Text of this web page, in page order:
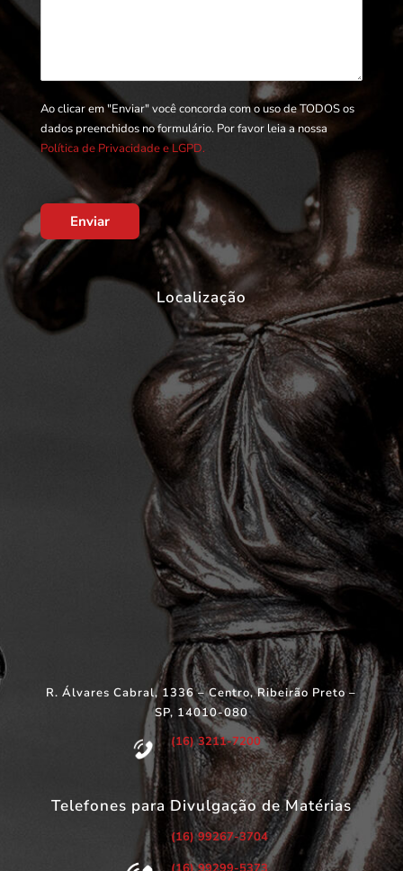
Ao clicar em "Enviar" você concorda com o uso de TODOS os
dados preenchidos no formulário. Por favor leia a nossa
Política de Privacidade e LGPD.
Enviar
Localização
R. Álvares Cabral, 1336 – Centro, Ribeirão Preto –
SP, 14010-080
(16) 3211-7200
Telefones para Divulgação de Matérias
(16) 99267-3704